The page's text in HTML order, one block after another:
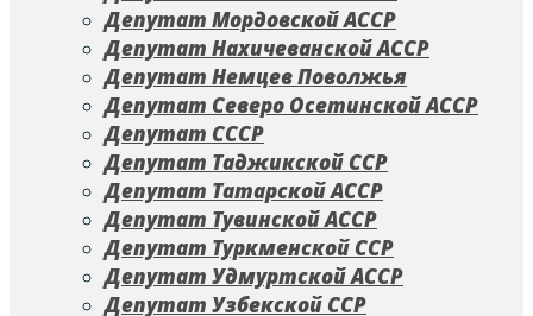
Депутат Мордовской АССР
Депутат Нахичеванской АССР
Депутат Немцев Поволжья
Депутат Северо Осетинской АССР
Депутат СССР
Депутат Таджикской ССР
Депутат Татарской АССР
Депутат Тувинской АССР
Депутат Туркменской ССР
Депутат Удмуртской АССР
Депутат Узбекской ССР